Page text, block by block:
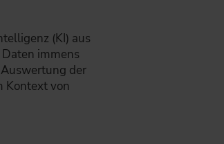
(KI) aus
immens
der
Kontext von